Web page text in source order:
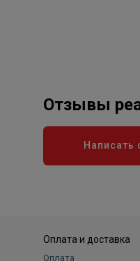
Отзывы
Написать
Оплата и доставка
Оплата